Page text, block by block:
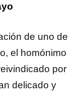
de uno de
el homónimo
por
delicado y